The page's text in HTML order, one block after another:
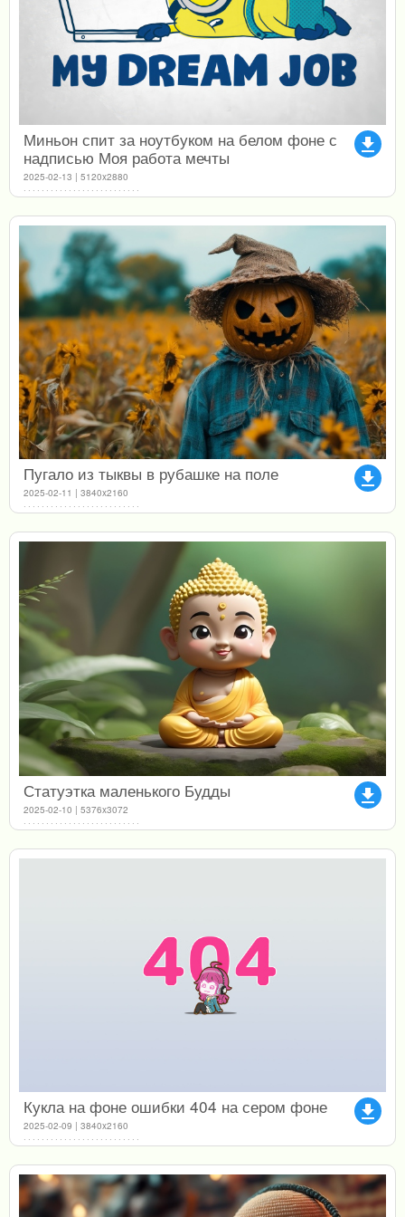
file_download
Миньон спит за ноутбуком на белом фоне с
надписью Моя работа мечты
2025-02-13 | 5120x2880
file_download
Пугало из тыквы в рубашке на поле
2025-02-11 | 3840x2160
file_download
Статуэтка маленького Будды
2025-02-10 | 5376x3072
file_download
Кукла на фоне ошибки 404 на сером фоне
2025-02-09 | 3840x2160